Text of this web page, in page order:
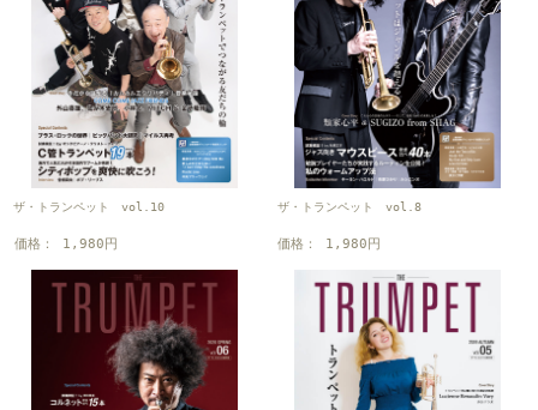
ザ・トランペット vol.10
価格： 1,980円
ザ・トランペット vol.8
価格： 1,980円